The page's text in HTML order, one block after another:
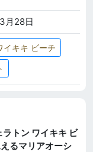
月28日
イキキ ビーチ
トン ワイキキ ビ
るマリアオーシ